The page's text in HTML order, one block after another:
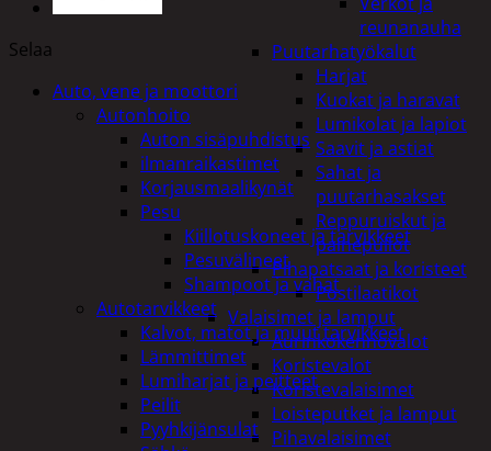
reunanauha
Puutarhatyökalut
Harjat
Kuokat ja haravat
Lumikolat ja lapiot
Saavit ja astiat
Sahat ja
puutarhasakset
Reppuruiskut ja
painepullot
Pihapatsaat ja koristeet
Postilaatikot
Valaisimet ja lamput
Aurinkokennovalot
Koristevalot
Koristevalaisimet
Loisteputket ja lamput
Pihavalaisimet
Selaa
Auto, vene ja moottori
Autonhoito
Auton sisäpuhdistus
ilmanraikastimet
Korjausmaalikynät
Pesu
Kiillotuskoneet ja tarvikkeet
Pesuvälineet
Shampoot ja vahat
Autotarvikkeet
Kalvot, matot ja muut tarvikkeet
Lämmittimet
Lumiharjat ja peitteet
Peilit
Pyyhkijänsulat